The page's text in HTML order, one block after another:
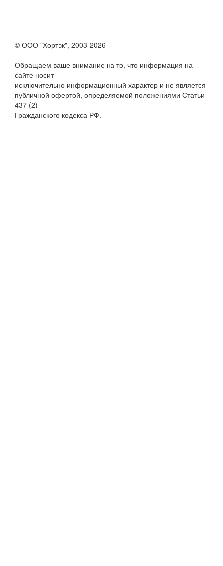
© ООО "Хортэк", 2003-2026
Обращаем ваше внимание на то, что информация на
сайте носит
исключительно информационный характер и не является
публичной офертой, определяемой положениями Статьи
437 (2)
Гражданского кодекса РФ.